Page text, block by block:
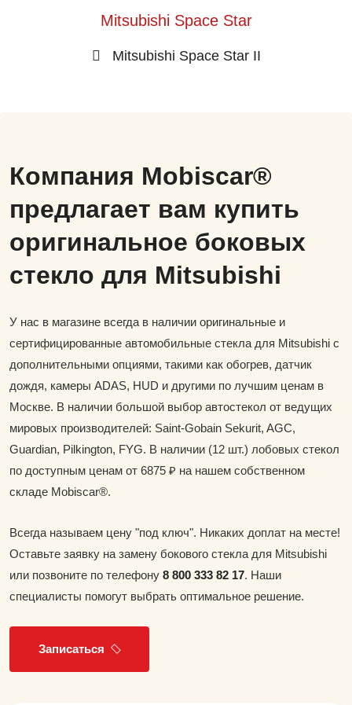
Mitsubishi Space Star
Mitsubishi Space Star II
Компания Mobiscar®
предлагает вам купить
оригинальное боковых
стекло для Mitsubishi
У нас в магазине всегда в наличии оригинальные и
сертифицированные автомобильные стекла для Mitsubishi с
дополнительными опциями, такими как обогрев, датчик
дождя, камеры ADAS, HUD и другими по лучшим ценам в
Москве. В наличии большой выбор автостекол от ведущих
мировых производителей: Saint-Gobain Sekurit, AGC,
Guardian, Pilkington, FYG. В наличии (12 шт.) лобовых стекол
по доступным ценам от 6875 ₽ на нашем собственном
складе Mobiscar®.
Всегда называем цену "под ключ". Никаких доплат на месте!
Оставьте заявку на замену бокового стекла для Mitsubishi
или позвоните по телефону 8 800 333 82 17. Наши
специалисты помогут выбрать оптимальное решение.
Записаться